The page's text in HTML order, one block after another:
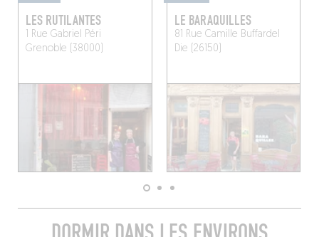
LES RUTILANTES
1 Rue Gabriel Péri
Grenoble (38000)
LE BARAQUILLES
81 Rue Camille Buffardel
Die (26150)